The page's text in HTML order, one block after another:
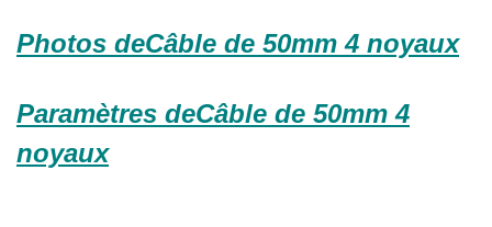
Photos deCâble de 50mm 4 noyaux
Paramètres deCâble de 50mm 4
noyaux